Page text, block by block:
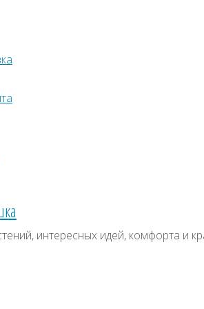
интересных идей, комфорта и
Архивы